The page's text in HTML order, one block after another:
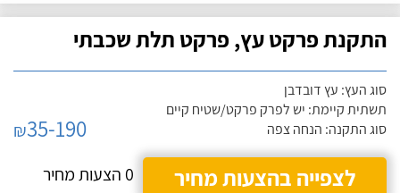
התקנת פרקט עץ, פרקט תלת שכבתי
סוג העץ: עץ דובדבן
תשתית קיימת: יש לפרק פרקט/שטיח קיים
סוג התקנה: הנחה צפה
₪35-190
לצפייה בהצעות מחיר
0 הצעות מחיר